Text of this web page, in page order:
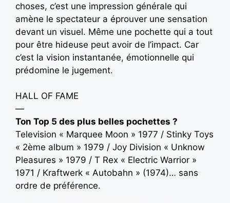
choses, c’est une impression générale qui
amène le spectateur a éprouver une sensation
devant un visuel. Même une pochette qui a tout
pour être hideuse peut avoir de l’impact. Car
c’est la vision instantanée, émotionnelle qui
prédomine le jugement.
HALL OF FAME
—
Ton Top 5 des plus belles pochettes ?
Television « Marquee Moon » 1977 / Stinky Toys
« 2ème album » 1979 / Joy Division « Unknow
Pleasures » 1979 / T Rex « Electric Warrior »
1971 / Kraftwerk « Autobahn » (1974)… sans
ordre de préférence.